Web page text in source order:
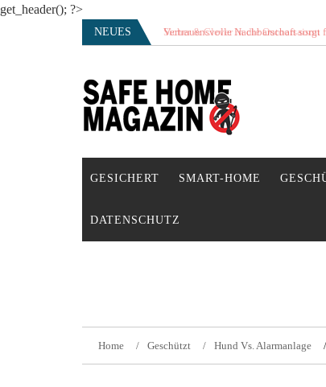
get_header(); ?>
NEUES Vertrauensvolle Nachbarschaft
SAFE HOME Magazin
Sicherlich sicher ich
GESICHERT SMART-HOME
DATENSCHUTZ
Home Geschützt Hund Vs. Alarmanlage